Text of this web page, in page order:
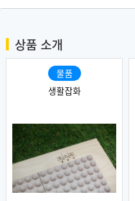
상품 소개
물품
생활잡화